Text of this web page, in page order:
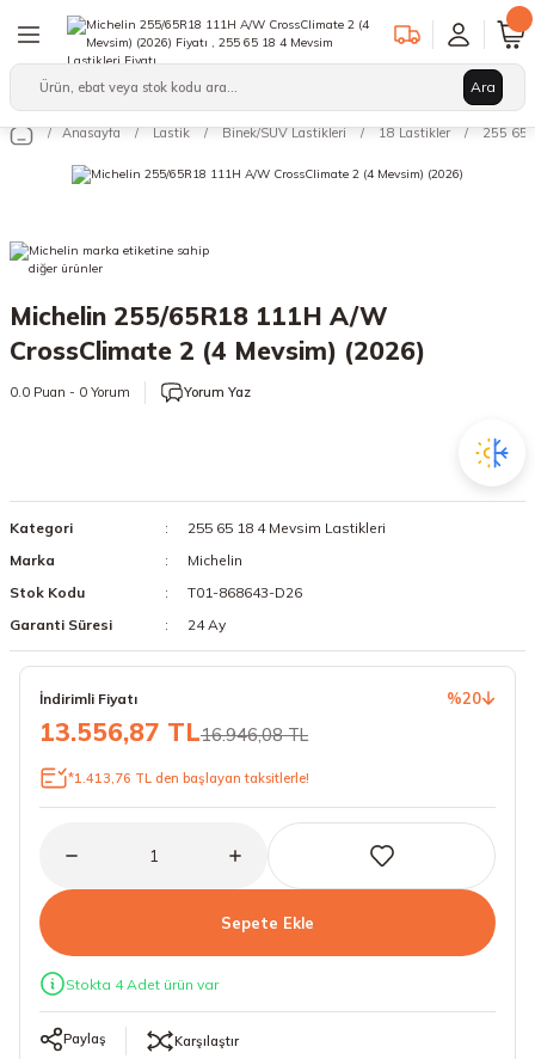
Geri Dön
15 Lastikler
17.5 Lastikler
21 Lastikler
24 Lastikler
15 Lastikler
18 Lastikler
Geri Dön
Geri Dön
Ara
Anasayfa Lastik Binek/SUV Lastikleri 18 Lastikler 255 65
Michelin 255/65R18 111H A/W
CrossClimate 2 (4 Mevsim) (2026)
0.0 Puan - 0 Yorum Yorum Yaz
Kategori
255 65 18 4 Mevsim Lastikleri
Marka
Michelin
Stok Kodu
T01-868643-D26
Garanti Süresi
24 Ay
İndirimli Fiyatı %20
13.556,87 TL16.946,08 TL
*1.413,76 TL den başlayan taksitlerle!
Sepete Ekle
Stokta 4 Adet ürün var
Paylaş Karşılaştır